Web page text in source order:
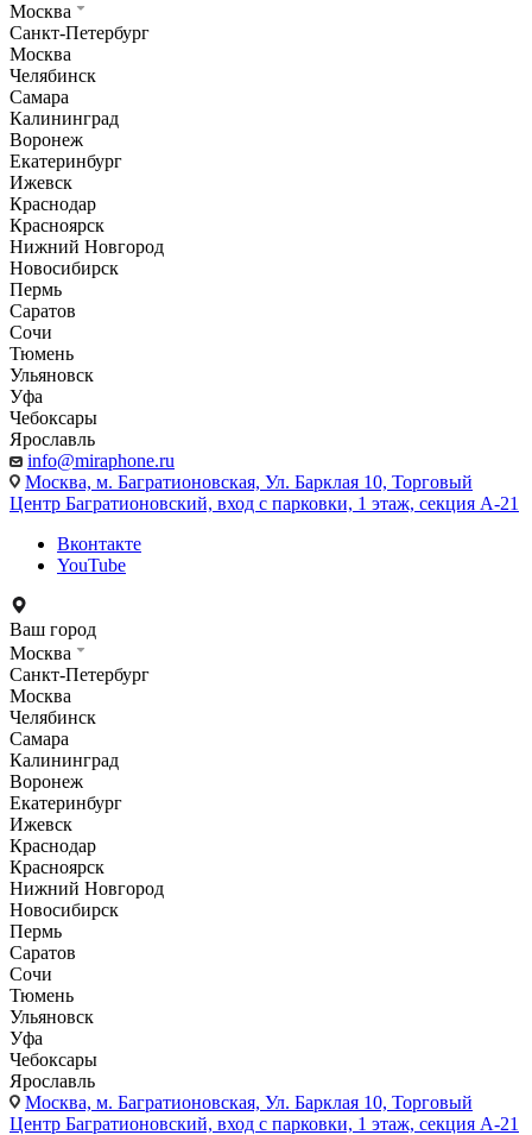
Москва
Санкт-Петербург
Москва
Челябинск
Самара
Калининград
Воронеж
Екатеринбург
Ижевск
Краснодар
Красноярск
Нижний Новгород
Новосибирск
Пермь
Саратов
Сочи
Тюмень
Ульяновск
Уфа
Чебоксары
Ярославль
info@miraphone.ru
Москва, м. Багратионовская, Ул. Барклая 10, Торговый
Центр Багратионовский, вход с парковки, 1 этаж, секция А-21
Вконтакте
YouTube
Ваш город
Москва
Санкт-Петербург
Москва
Челябинск
Самара
Калининград
Воронеж
Екатеринбург
Ижевск
Краснодар
Красноярск
Нижний Новгород
Новосибирск
Пермь
Саратов
Сочи
Тюмень
Ульяновск
Уфа
Чебоксары
Ярославль
Москва, м. Багратионовская, Ул. Барклая 10, Торговый
Центр Багратионовский, вход с парковки, 1 этаж, секция А-21